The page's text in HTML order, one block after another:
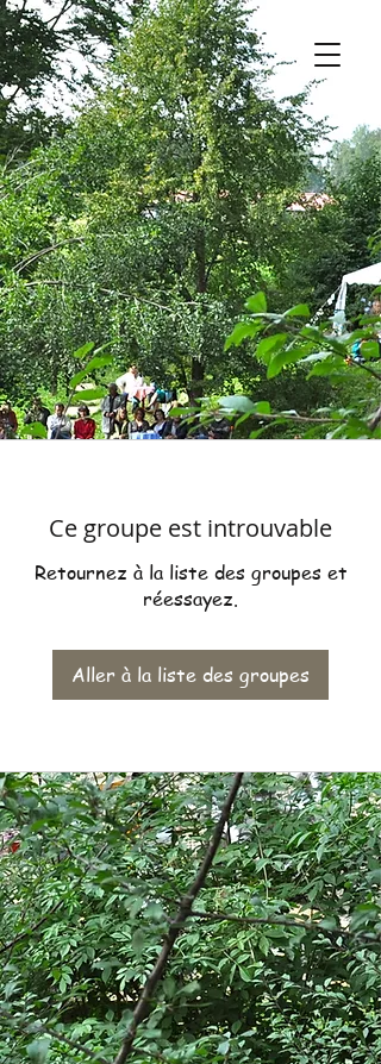
Ce groupe est introuvable
Retournez à la liste des groupes et
réessayez.
Aller à la liste des groupes